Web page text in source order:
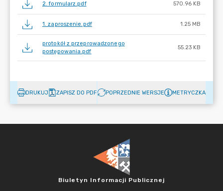
2. formularz.pdf 570.96 KB
1. zaproszenie.pdf 1.25 MB
protokół z przeprowadzonego
postępowania.pdf
55.23 KB
DRUKUJ ZAPISZ DO PDF POPRZEDNIE WERSJE METRYCZKA
Biuletyn Informacji Publicznej